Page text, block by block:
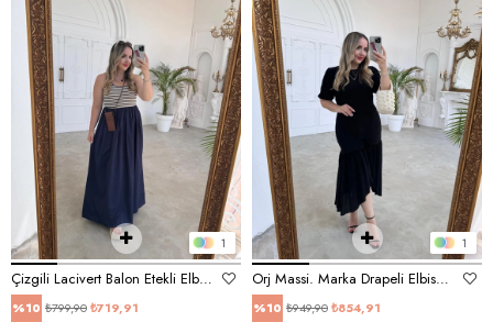
1
Çizgili Lacivert Balon Etekli Elbise
%10 ₺719,91
₺799,90
1
Orj Massi. Marka Drapeli Elbise Siyah
%10 ₺854,91
₺949,90